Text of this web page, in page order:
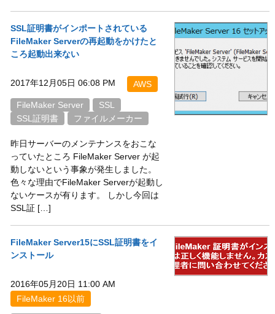
SSL証明書がインポートされている
FileMaker Serverの再起動をかけたと
ころ起動出来ない
2017年12月05日 06:08 PM AWS
FileMaker Server
SSL
SSL証明書
ファイルメーカー
昨日サーバーのメンテナンスをおこな
っていたところ FileMaker Server が起
動しないという事象が発生しました。
色々な理由でFileMaker Serverが起動し
ないケースが有ります。 しかし今回は
SSL証 […]
FileMaker Server15にSSL証明書をイ
ンストール
2016年05月20日 11:00 AM
FileMaker 16以前